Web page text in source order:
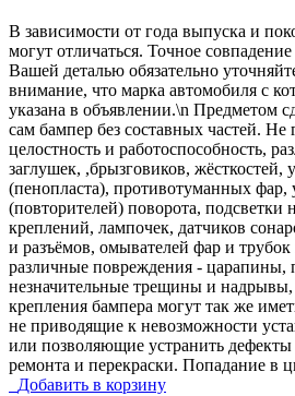
В зависимости от года выпуска и
могут отличаться. Точное
Вашей деталью обязательно
внимание, что марка автомобиля с
указана в объявлении.\n Предметом
сам бампер без составных частей. Не
целостность и работоспособность,
заглушек, ,брызговиков, жёсткостей,
(пенопласта), противотуманных фар,
(повторителей) поворота, подсветки
креплений, лампочек, датчиков
и разъёмов, омывателей фар и
различные повреждения - царапины,
незначительные трещины и
крепления бампера могут так же
не приводящие к невозможности
или позволяющие устранить дефекты
ремонта и перекраски. Попадание в
Добавить в корзину